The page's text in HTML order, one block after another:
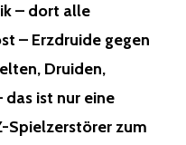
– dort alle
– Erzdruide gegen
Druiden,
das ist nur eine
Spielzerstörer zum